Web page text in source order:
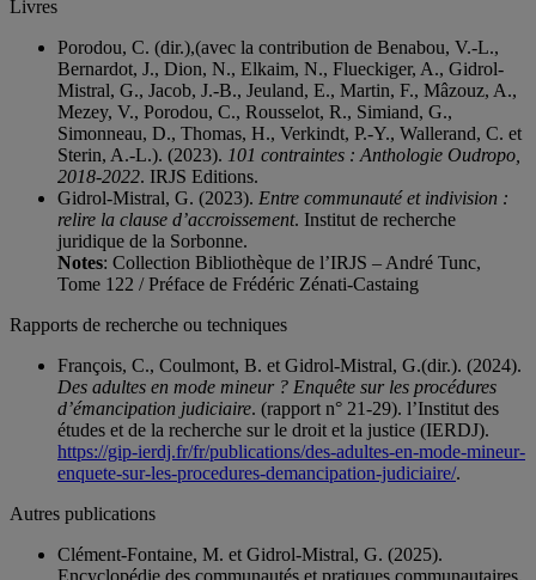
Livres
Porodou, C. (dir.),(avec la contribution de Benabou, V.-L.,
Bernardot, J., Dion, N., Elkaim, N., Flueckiger, A., Gidrol-
Mistral, G., Jacob, J.-B., Jeuland, E., Martin, F., Mâzouz, A.,
Mezey, V., Porodou, C., Rousselot, R., Simiand, G.,
Simonneau, D., Thomas, H., Verkindt, P.-Y., Wallerand, C. et
Sterin, A.-L.). (2023). 101 contraintes : Anthologie Oudropo,
2018-2022. IRJS Editions.
Gidrol-Mistral, G. (2023). Entre communauté et indivision :
relire la clause d’accroissement. Institut de recherche
juridique de la Sorbonne.
Notes: Collection Bibliothèque de l’IRJS – André Tunc,
Tome 122 / Préface de Frédéric Zénati-Castaing
Rapports de recherche ou techniques
François, C., Coulmont, B. et Gidrol-Mistral, G.(dir.). (2024).
Des adultes en mode mineur ? Enquête sur les procédures
d’émancipation judiciaire. (rapport n° 21-29). l’Institut des
études et de la recherche sur le droit et la justice (IERDJ).
https://gip-ierdj.fr/fr/publications/des-adultes-en-mode-mineur-
enquete-sur-les-procedures-demancipation-judiciaire/.
Autres publications
Clément-Fontaine, M. et Gidrol-Mistral, G. (2025).
Encyclopédie des communautés et pratiques communautaires.